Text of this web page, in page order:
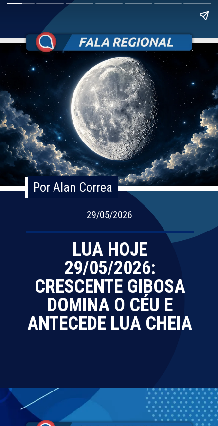
29/05/2026
Por Alan Correa
Por Alan Correa
LUA HOJE
29/05/2026:
CRESCENTE GIBOSA
DOMINA O CÉU E
ANTECEDE LUA CHEIA